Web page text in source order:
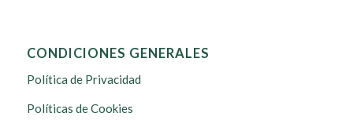
CONDICIONES GENERALES
Política de Privacidad
Políticas de Cookies